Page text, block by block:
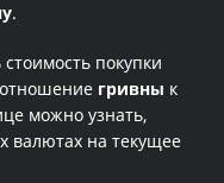
.
покупки
гривны к
можно узнать,
валютах на текущее